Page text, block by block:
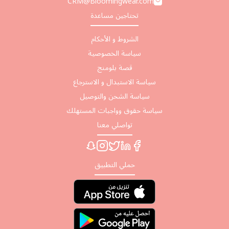
تحتاجين مساعدة
الشروط و الأحكام
سياسة الخصوصية
قصة بلومنج
سياسة الاستبدال و الاسترجاع
سياسة الشحن والتوصيل
سياسة حقوق وواجبات المستهلك
تواصلي معنا
حملي التطبيق